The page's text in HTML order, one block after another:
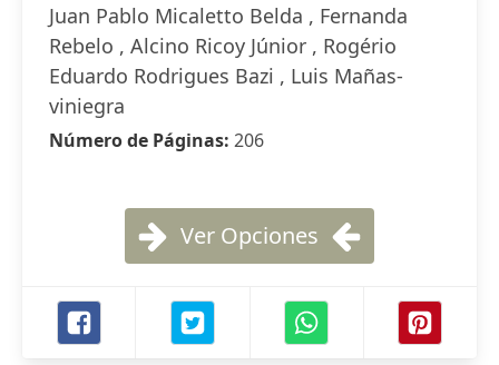
Juan Pablo Micaletto Belda , Fernanda
Rebelo , Alcino Ricoy Júnior , Rogério
Eduardo Rodrigues Bazi , Luis Mañas-
viniegra
Número de Páginas: 206
Ver Opciones